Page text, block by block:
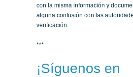
con la misma información y
alguna confusión con las
verificación.
***
¡Síguenos en